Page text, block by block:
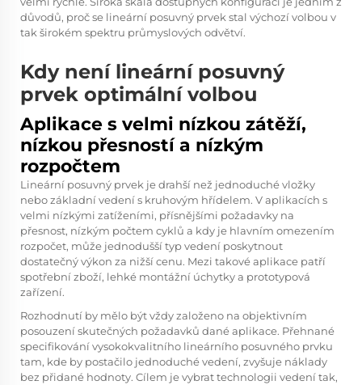
důvodů, proč se lineární posuvný prvek stal výchozí volbou v
tak širokém spektru průmyslových odvětví.
Kdy není lineární posuvný
prvek optimální volbou
Aplikace s velmi nízkou zátěží,
nízkou přesností a nízkým
rozpočtem
Lineární posuvný prvek je drahší než jednoduché vložky
nebo základní vedení s kruhovým hřídelem. V aplikacích s
velmi nízkými zatíženími, přísnějšími požadavky na
přesnost, nízkým počtem cyklů a kdy je hlavním omezením
rozpočet, může jednodušší typ vedení poskytnout
dostatečný výkon za nižší cenu. Mezi takové aplikace patří
spotřební zboží, lehké montážní úchytky a prototypová
zařízení.
Rozhodnutí by mělo být vždy založeno na objektivním
posouzení skutečných požadavků dané aplikace. Přehnané
specifikování vysokokvalitního lineárního posuvného prvku
tam, kde by postačilo jednoduché vedení, zvyšuje náklady
bez přidané hodnoty. Cílem je vybrat technologii vedení tak,